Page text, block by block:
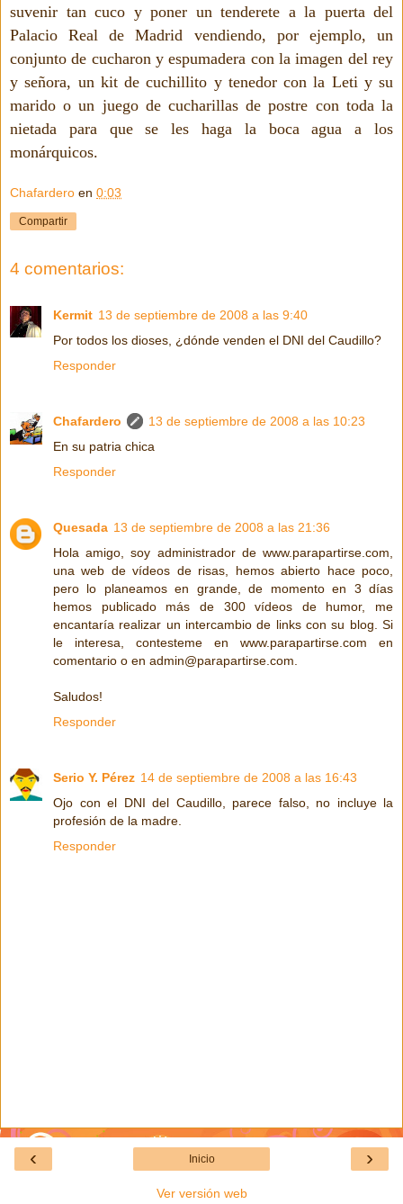
suvenir tan cuco y poner un tenderete a la puerta del
Palacio Real de Madrid vendiendo, por ejemplo, un
conjunto de cucharon y espumadera con la imagen del rey
y señora, un kit de cuchillito y tenedor con la Leti y su
marido o un juego de cucharillas de postre con toda la
nietada para que se les haga la boca agua a los
monárquicos.
Chafardero en 0:03
Compartir
4 comentarios:
Kermit 13 de septiembre de 2008 a las 9:40
Por todos los dioses, ¿dónde venden el DNI del Caudillo?
Responder
Chafardero
13 de septiembre de 2008 a las 10:23
En su patria chica
Responder
Quesada 13 de septiembre de 2008 a las 21:36
Hola amigo, soy administrador de www.parapartirse.com,
una web de vídeos de risas, hemos abierto hace poco,
pero lo planeamos en grande, de momento en 3 días
hemos publicado más de 300 vídeos de humor, me
encantaría realizar un intercambio de links con su blog. Si
le interesa, contesteme en www.parapartirse.com en
comentario o en admin@parapartirse.com.
Saludos!
Responder
Serio Y. Pérez 14 de septiembre de 2008 a las 16:43
Ojo con el DNI del Caudillo, parece falso, no incluye la
profesión de la madre.
Responder
‹ ›
Inicio
Ver versión web